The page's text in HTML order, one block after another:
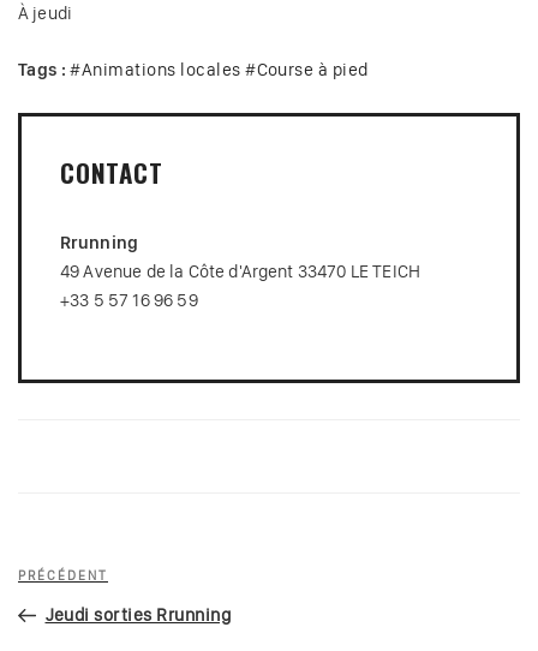
À jeudi
Tags : #Animations locales #Course à pied
CONTACT
Rrunning
49 Avenue de la Côte d'Argent 33470 LE TEICH
+33 5 57 16 96 59
Navigation
l’article
Article
précédent
PRÉCÉDENT
Jeudi sorties Rrunning